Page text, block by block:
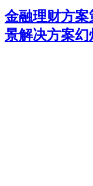
金融理财方
景解决方案幻